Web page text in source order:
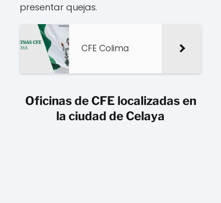
presentar quejas.
CFE Colima
Oficinas de CFE localizadas en
la ciudad de Celaya